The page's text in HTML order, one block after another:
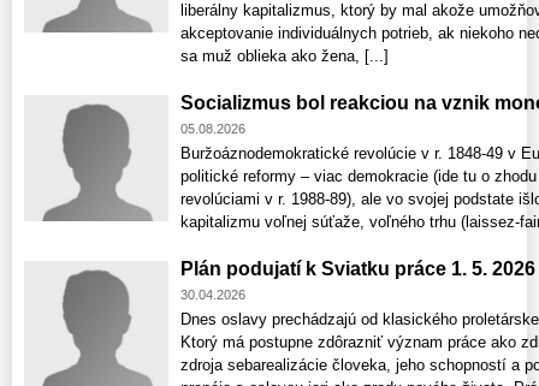
liberálny kapitalizmus, ktorý by mal akože
akceptovanie individuálnych potrieb, ak niekoho
sa muž oblieka ako žena, [...]
Socializmus bol reakciou na vznik
05.08.2026
Buržoáznodemokratické revolúcie v r. 1848-49 v
politické reformy – viac demokracie (ide tu o
revolúciami v r. 1988-89), ale vo svojej podstate
kapitalizmu voľnej súťaže, voľného trhu (laissez-
Plán podujatí k Sviatku práce 1. 5.
30.04.2026
Dnes oslavy prechádzajú od klasického
Ktorý má postupne zdôrazniť význam práce ako
zdroja sebarealizácie človeka, jeho schopností a